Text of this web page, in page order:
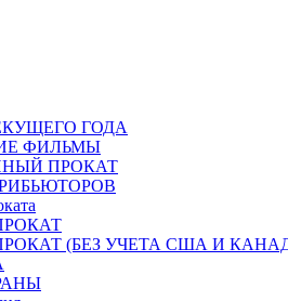
ГОДА
ФИЛЬМЫ
ПРОКАТ
(БЕЗ УЧЕТА США И